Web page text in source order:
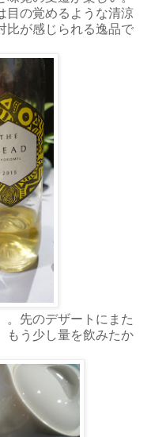
目の覚めるような清涼
比が感じられる逸品で
。先のデザートにまた
もう少し量を飲みたか